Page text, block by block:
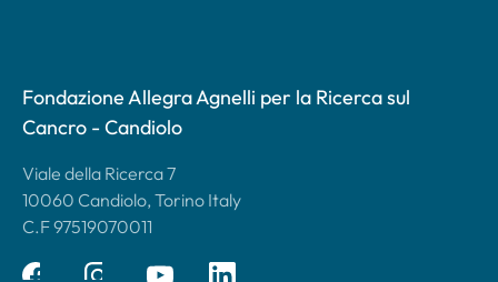
Fondazione Allegra Agnelli per la Ricerca sul
Cancro - Candiolo
Viale della Ricerca 7
10060 Candiolo, Torino Italy
C.F 97519070011